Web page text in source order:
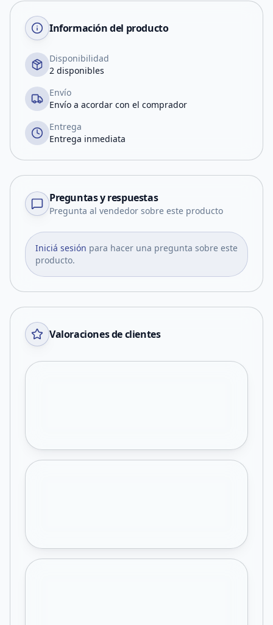
Información del producto
Disponibilidad
2 disponibles
Envío
Envío a acordar con el comprador
Entrega
Entrega inmediata
Preguntas y respuestas
Pregunta al vendedor sobre este producto
Iniciá sesión para hacer una pregunta sobre este
producto.
Valoraciones de clientes